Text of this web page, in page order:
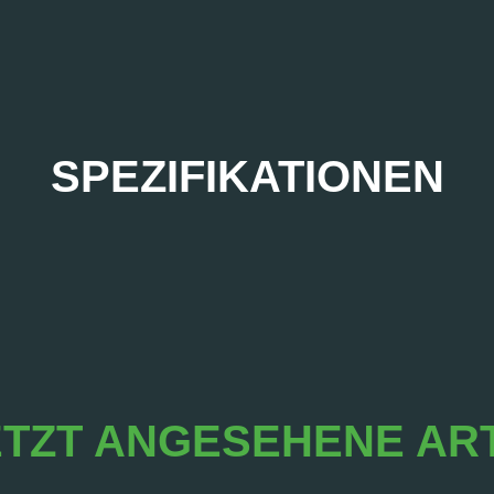
SPEZIFIKATIONEN
ANGESEHENE